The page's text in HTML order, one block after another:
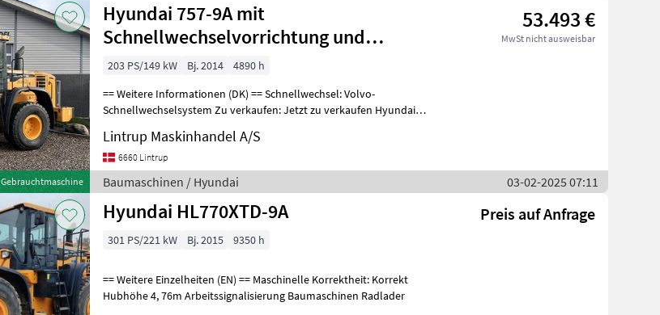
Gebrauchtmaschine
Hyundai 757-9A mit
Schnellwechselvorrichtung und
Zentralschmierung. Lock
53.493 €
MwSt nicht ausweisbar
203 PS/149 kW Bj. 2014
4890 h
== Weitere Informationen (DK) == Schnellwechsel: Volvo-
Schnellwechselsystem Zu verkaufen: Jetzt zu verkaufen Hyundai
Lintrup Maskinhandel A/S
6660 Lintrup
Baumaschinen / Hyundai 03-02-2025 07:11
Hyundai HL770XTD-9A Preis auf Anfrage
301 PS/221 kW Bj. 2015 9350 h
== Weitere Einzelheiten (EN) == Maschinelle Korrektheit: Korrekt
Hubhöhe 4, 76m Arbeitssignalisierung Baumaschinen Radlader